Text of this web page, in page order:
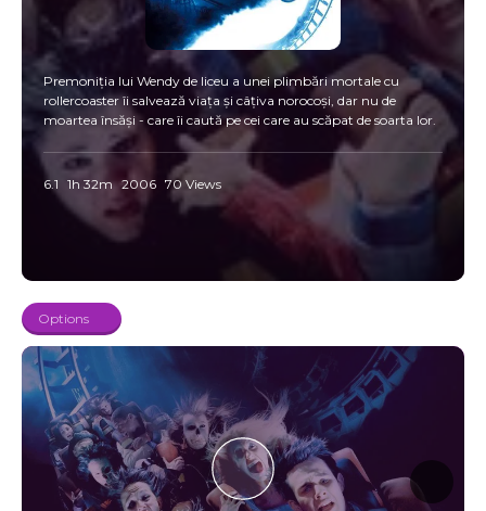
Premoniția lui Wendy de liceu a unei plimbări mortale cu
rollercoaster îi salvează viața și câțiva norocoși, dar nu de
moartea însăși - care îi caută pe cei care au scăpat de soarta lor.
6.1 1h 32m 2006 70 Views
Options